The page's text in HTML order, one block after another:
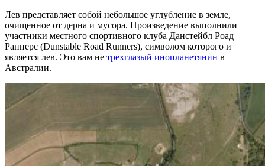
Лев представляет собой небольшое углубление в земле,
очищенное от дерна и мусора. Произведение выполнили
участники местного спортивного клуба Данстейбл Роад
Раннерс (Dunstable Road Runners), символом которого и
является лев. Это вам не трехглазый инопланетянин в
Австралии.